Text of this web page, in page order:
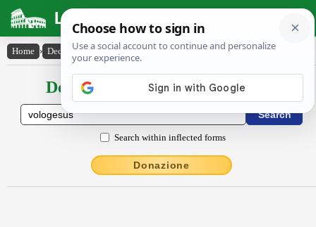
Latin Dictionary
Home › Declensions / Conjugations › Vŏlŏgēsus
Declensions / Conjugations latin
Search within inflected forms
Donazione